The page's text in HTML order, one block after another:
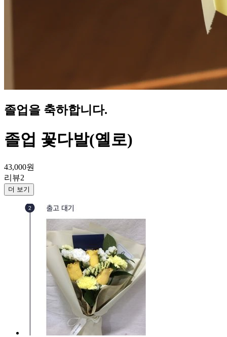
졸업을 축하합니다.
졸업 꽃다발(옐로)
43,000원
리뷰2
더 보기